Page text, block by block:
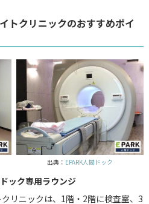
トクリニックのおすすめポイ
出典： EPARK人間ドック
ック専用ラウンジ
リニックは、1階・2階に検査室、3